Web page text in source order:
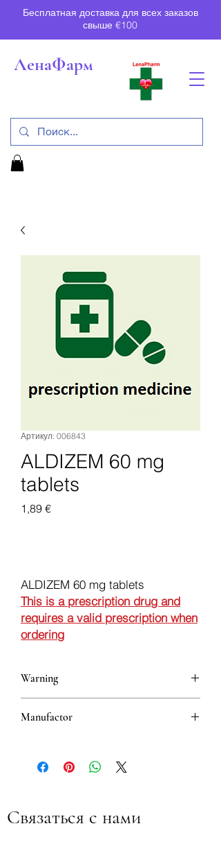
Бесплатная доставка для всех заказов
свыше €100
ЛенаФарм
Артикул: 006843
ALDIZEM 60 mg
tablets
1,89 €Цена
ALDIZEM 60 mg tablets
This is a prescription drug and
requires a valid prescription when
ordering
Warning
a valid prescription when ordering
Manufactor
Связаться с нами